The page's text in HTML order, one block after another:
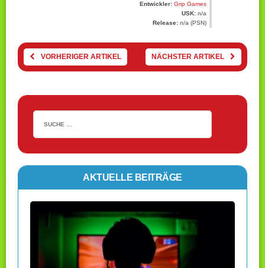
Entwickler: Grip Games
USK: n/a
Release: n/a (PSN)
VORHERIGER ARTIKEL NÄCHSTER ARTIKEL
AKTUELLE BEITRÄGE